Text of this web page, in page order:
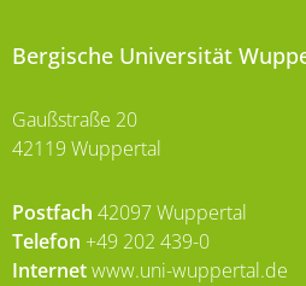
Bergische Universität
Gaußstraße 20
42119 Wuppertal
Postfach 42097 Wuppertal
Telefon +49 202 439-0
Internetwww.uni-wuppertal.de